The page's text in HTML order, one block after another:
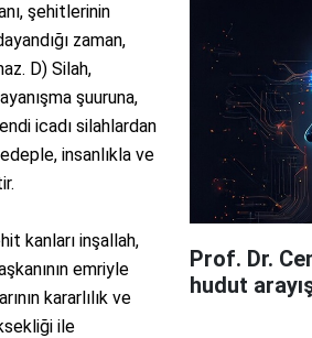
şehitlerinin
zaman,
D) Silah,
şuuruna,
icadı silahlardan
insanlıkla ve
kanları inşallah,
emriyle
kararlılık ve
ile
Prof. Dr.
hudut